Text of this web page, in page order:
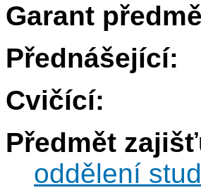
Garant
Přednášející:
Cvičící:
Předmět
oddělení